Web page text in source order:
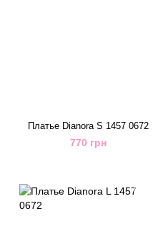
Платье Dianora S 1457 0672
770 грн